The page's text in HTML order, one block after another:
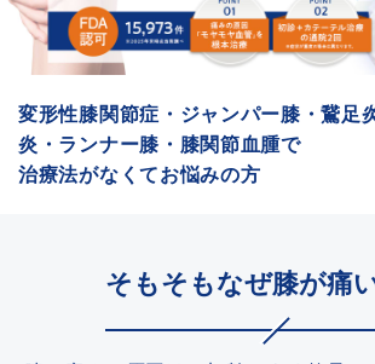
アクセス
メール事前相談・お問い
変形性膝関節症・ジャンパー膝・鵞足
炎・ランナー膝・膝関節血腫で
治療法がなくてお悩みの方
そもそもなぜ膝が痛